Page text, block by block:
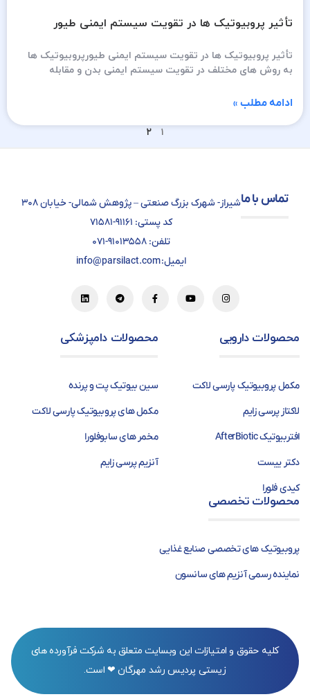
تأثیر پروبیوتیک ها در تقویت سیستم ایمنی طیور
تأثیر پروبیوتیک ها در تقویت سیستم ایمنی طیورپروبیوتیک ها
به روش های مختلف در تقویت سیستم ایمنی بدن و مقابله
ادامه مطلب »
۱ ۲
تماس با ماشیراز- شهرک بزرگ صنعتی – پژوهش شمالی- خیابان ۳۰۸
کد پستی: ۹۱۱۶۱-۷۱۵۸۱
تلفن: ۹۱۰۱۳۵۵۸-۰۷۱
ایمیل: info@parsilact.com
محصولات دارویی
مکمل پروبیوتیک پارسی لاکت
لاکتاز پرسی زایم
افتربیوتیک AfterBiotic
دکتر ییست
کیدی فلورا
محصولات دامپزشکی
سین بیوتیک پت و پرنده
مکمل های پروبیوتیک پارسی لاکت
مخمر های سابوفلورا
آنزیم پرسی زایم
محصولات تخصصی
پروبیوتیک های تخصصی صنایع غذایی
نماینده رسمی آنزیم های سانسون
کلیه حقوق و امتیازات این وبسایت متعلق به شرکت فرآورده های
زیستی پردیس رشد مهرگان ❤ است.